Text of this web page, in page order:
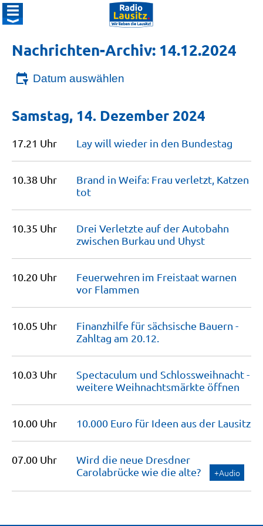
Nachrichten-Archiv: 14.12.2024
Datum auswählen
Samstag, 14. Dezember 2024
17.21 Uhr Lay will wieder in den Bundestag
10.38 Uhr
Brand in Weifa: Frau verletzt, Katzen
tot
10.35 Uhr
Drei Verletzte auf der Autobahn
zwischen Burkau und Uhyst
10.20 Uhr
Feuerwehren im Freistaat warnen
vor Flammen
10.05 Uhr
Finanzhilfe für sächsische Bauern -
Zahltag am 20.12.
10.03 Uhr
Spectaculum und Schlossweihnacht -
weitere Weihnachtsmärkte öffnen
10.00 Uhr 10.000 Euro für Ideen aus der Lausitz
07.00 Uhr
Wird die neue Dresdner
Carolabrücke wie die alte? +Audio